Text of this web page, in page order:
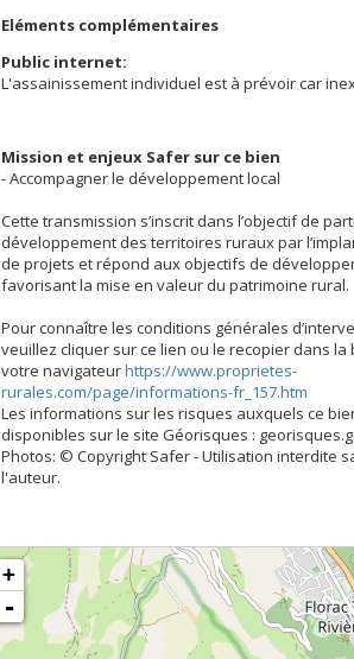
Eléments complémentaires
Public internet:
L'assainissement individuel est à prévoir car
Mission et enjeux Safer sur ce bien
- Accompagner le développement local
Cette transmission s’inscrit dans l’objectif de
développement des territoires ruraux par
de projets et répond aux objectifs de
favorisant la mise en valeur du patrimoine rural.
Pour connaître les conditions générales
veuillez cliquer sur ce lien ou le recopier dans la
votre navigateurhttps://www.proprietes-
rurales.com/page/informations-fr_157.htm
Les informations sur les risques auxquels ce
disponibles sur le site Géorisques :
Photos: © Copyright Safer - Utilisation interdite
l'auteur.
+
-